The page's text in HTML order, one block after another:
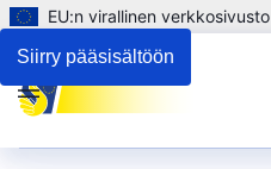
Siirry pääsisältöön
EU:n virallinen verkkosivusto
Menu